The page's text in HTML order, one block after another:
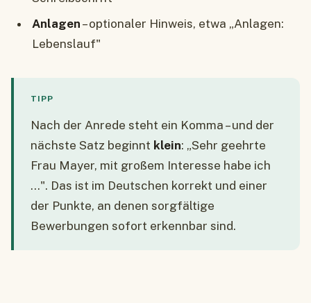
Anlagen – optionaler Hinweis, etwa „Anlagen:
Lebenslauf"
TIPP
Nach der Anrede steht ein Komma – und der
nächste Satz beginnt klein: „Sehr geehrte
Frau Mayer, mit großem Interesse habe ich
…". Das ist im Deutschen korrekt und einer
der Punkte, an denen sorgfältige
Bewerbungen sofort erkennbar sind.